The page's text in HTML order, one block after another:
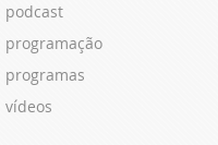
podcast
programação
programas
vídeos